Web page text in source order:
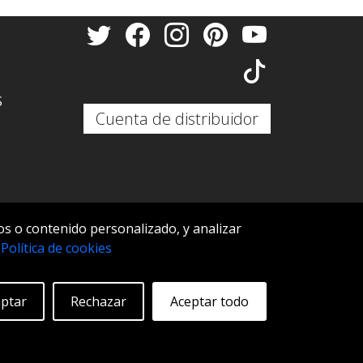
o contenido personalizado, y analizar
Política de cookies
Aceptar todo
Rechazar
Cuenta de distribuidor